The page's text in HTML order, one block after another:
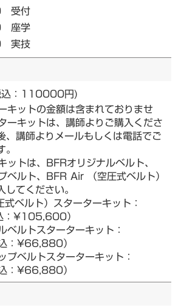
受付
座学
実技
込：110000円)
ットの金額は含まれておりませ
ーキットは、講師よりご購入くださ
、講師よりメールもしくは電話でご
トは、BFRオリジナルベルト、
ベルト、BFR Air （空圧式ベルト）
てください。
ベルト）スターターキット：
¥105,600）
ベルトスターターキット：
¥66,880）
プベルトスターターキット：
¥66,880）